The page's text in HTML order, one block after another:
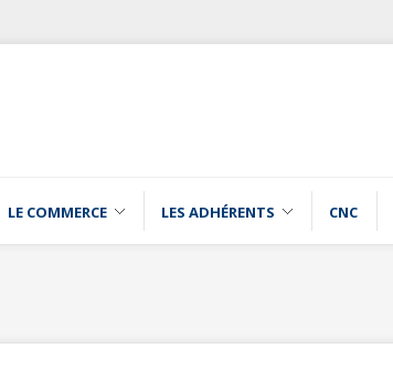
LE COMMERCE LES ADHÉRENTS CNC